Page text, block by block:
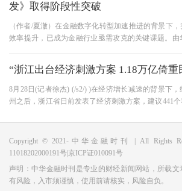
发》取得阶段性突破
（作者/夏澈）在金融数字化转型加速推进的背景下
效率提升，已成为金融行业亟需攻克的关键课题。由
“浙江出台经济刺激方案 1.18万亿倚重
8月28日(记者徐杰) (/s2/) )在经济增长减速的背景下
州之后，浙江省日前发表了经济刺激方案，建议441个
Copyright © 2021-中华金融时刊 | All Rights
11018202000191号|京ICP证010091号
声明：中华金融时刊是专业的财经新闻网站，所载
有风险，入市须谨慎，使用前请核实，风险自负。